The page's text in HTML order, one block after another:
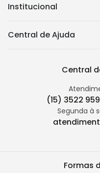
Institucional
Central de Ajuda
Central
(15) 3522
Segunda à
Formas